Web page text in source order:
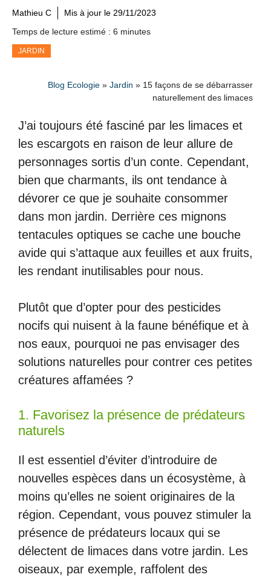
Mathieu C Mis à jour le 29/11/2023
Temps de lecture estimé : 6 minutes
JARDIN
Blog Ecologie » Jardin » 15 façons de se débarrasser
naturellement des limaces
J’ai toujours été fasciné par les limaces et
les escargots en raison de leur allure de
personnages sortis d’un conte. Cependant,
bien que charmants, ils ont tendance à
dévorer ce que je souhaite consommer
dans mon jardin. Derrière ces mignons
tentacules optiques se cache une bouche
avide qui s’attaque aux feuilles et aux fruits,
les rendant inutilisables pour nous.
Plutôt que d’opter pour des pesticides
nocifs qui nuisent à la faune bénéfique et à
nos eaux, pourquoi ne pas envisager des
solutions naturelles pour contrer ces petites
créatures affamées ?
1. Favorisez la présence de prédateurs
naturels
Il est essentiel d’éviter d’introduire de
nouvelles espèces dans un écosystème, à
moins qu’elles ne soient originaires de la
région. Cependant, vous pouvez stimuler la
présence de prédateurs locaux qui se
délectent de limaces dans votre jardin. Les
oiseaux, par exemple, raffolent des